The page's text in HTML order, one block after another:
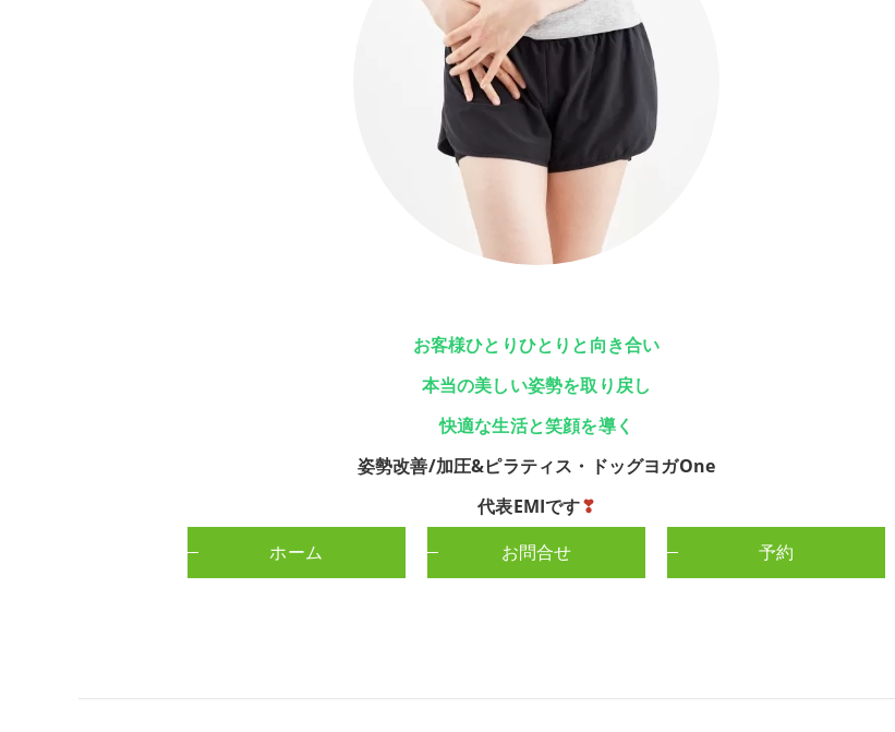
お客様ひとりひとりと向き合い
本当の美しい姿勢を取り戻し
快適な生活と笑顔を導く
姿勢改善/加圧&ピラティス・ドッグヨガOne
代表EMIです❣
ホーム
お問合せ 予約